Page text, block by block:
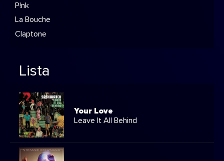
P!nk
La Bouche
Claptone
Lista
Your Love
Leave It All Behind